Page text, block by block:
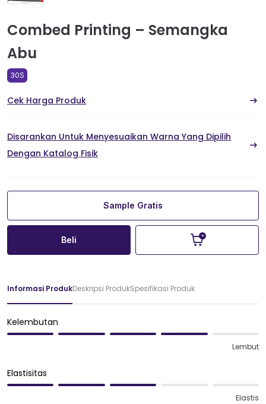
Combed Printing – Semangka
Abu
30S
Cek Harga Produk
Disarankan Untuk Menyesuaikan Warna Yang Dipilih
Dengan Katalog Fisik
Sample Gratis
Beli
Informasi ProdukDeskripsi ProdukSpesifikasi Produk
Kelembutan
Lembut
Elastisitas
Elastis